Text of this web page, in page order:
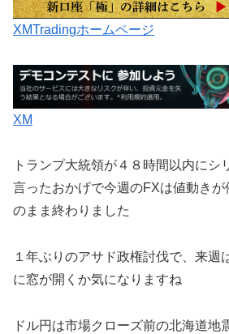
XMTradingホームページ
XM
トランプ大統領が４８時間以内にシ
言ったおかげで今週のFXは値動きが
のまま終わりました
１年ぶりのアサド政権討伐で、来週
に窓が開くか気になりますね
ドル円は市場クローズ前の北海道地